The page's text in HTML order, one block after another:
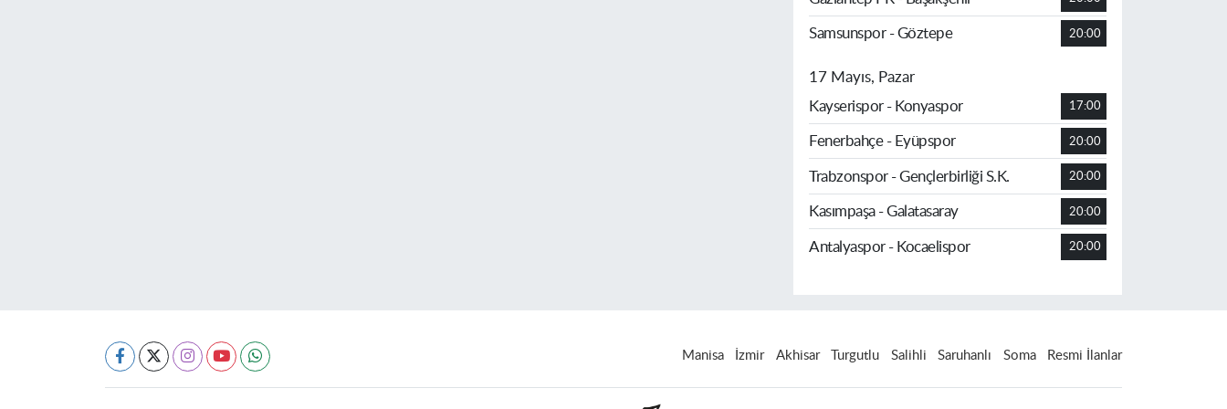
Samsunspor - Göztepe 20:00
17 Mayıs, Pazar
Kayserispor - Konyaspor
17:00
Fenerbahçe - Eyüpspor 20:00
Trabzonspor - Gençlerbirliği S.K. 20:00
Kasımpaşa - Galatasaray 20:00
Antalyaspor - Kocaelispor 20:00
Manisa İzmir Akhisar Turgutlu Salihli Saruhanlı Soma Resmi İlanlar